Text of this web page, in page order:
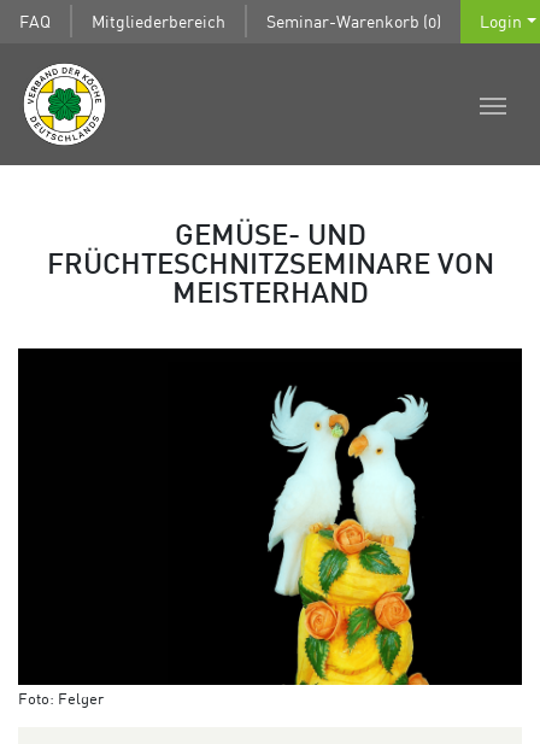
FAQ Mitgliederbereich Seminar-Warenkorb (0) Login
GEMÜSE- UND
FRÜCHTESCHNITZSEMINARE VON
MEISTERHAND
Foto: Felger